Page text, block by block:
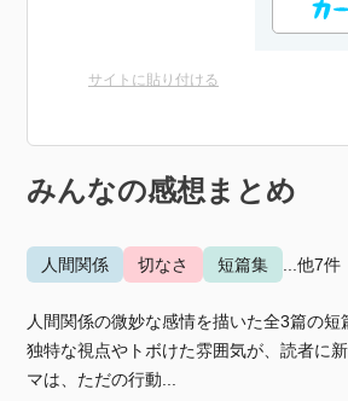
サイトに貼り付ける
みんなの感想まとめ
人間関係 切なさ 短篇集 ...他7件
人間関係の微妙な感情を描いた全3篇の
独特な視点やトボけた雰囲気が、読者に
マは、ただの行動...